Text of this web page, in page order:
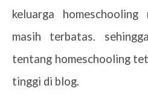
keluarga
masih terbatas.
tentang homeschooling
tinggi di blog.